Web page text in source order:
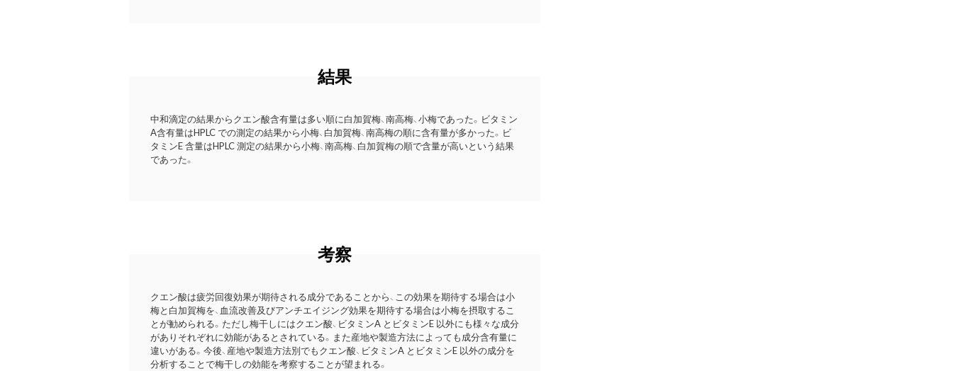
結果
中和滴定の結果からクエン酸含有量は多い順に白加賀梅、南高梅、小梅であった。ビタミン
A含有量はHPLC での測定の結果から小梅、白加賀梅、南高梅の順に含有量が多かった。ビ
タミンE 含量はHPLC 測定の結果から小梅、南高梅、白加賀梅の順で含量が高いという結果
であった。
考察
クエン酸は疲労回復効果が期待される成分であることから、この効果を期待する場合は小
梅と白加賀梅を、血流改善及びアンチエイジング効果を期待する場合は小梅を摂取するこ
とが勧められる。ただし梅干しにはクエン酸、ビタミンA とビタミンE 以外にも様々な成分
がありそれぞれに効能があるとされている。また産地や製造方法によっても成分含有量に
違いがある。今後、産地や製造方法別でもクエン酸、ビタミンA とビタミンE 以外の成分を
分析することで梅干しの効能を考察することが望まれる。